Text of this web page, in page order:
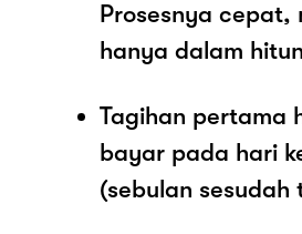
Prosesnya cepat,
hanya dalam
Tagihan pertama
bayar pada hari
(sebulan sesudah